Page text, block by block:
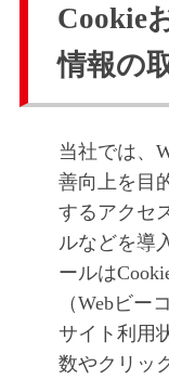
Cookie
情報の
当社では、
善向上を目
するアクセ
ルなどを導
ールは
（Webビ
サイト利用
数やクリッ